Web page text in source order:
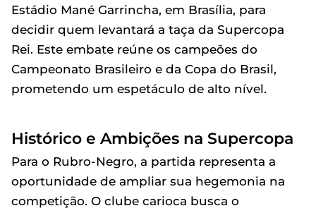
Estádio Mané Garrincha, em Brasília, para
decidir quem levantará a taça da Supercopa
Rei. Este embate reúne os campeões do
Campeonato Brasileiro e da Copa do Brasil,
prometendo um espetáculo de alto nível.
Histórico e Ambições na Supercopa
Para o Rubro-Negro, a partida representa a
oportunidade de ampliar sua hegemonia na
competição. O clube carioca busca o